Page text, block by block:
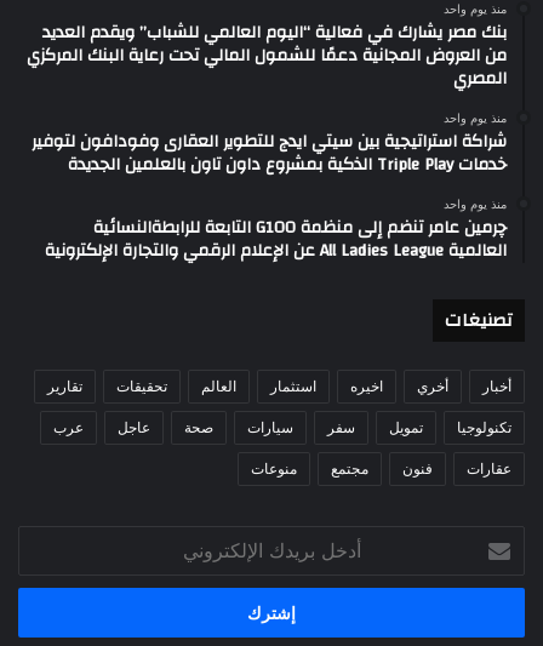
منذ يوم واحد
بنك مصر يشارك في فعالية “اليوم العالمي للشباب” ويقدم العديد
من العروض المجانية دعمًا للشمول المالي تحت رعاية البنك المركزي
المصري
منذ يوم واحد
شراكة استراتيجية بين سيتي ايدج للتطوير العقارى وفودافون لتوفير
خدمات Triple Play الذكية بمشروع داون تاون بالعلمين الجديدة
منذ يوم واحد
چرمين عامر تنضم إلى منظمة G100 التابعة للرابطةالنسائية
العالمية All Ladies League عن الإعلام الرقمي والتجارة الإلكترونية
تصنيغات
أخبار أخري اخيره استثمار العالم تحقيقات تقارير
تكنولوجيا تمويل سفر سيارات صحة عاجل عرب
عقارات فنون مجتمع منوعات
بريدك
الإلكتروني